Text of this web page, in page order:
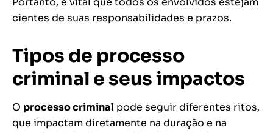
cientes de suas responsabilidades e prazos.
Tipos de processo
criminal e seus impactos
O processo criminal pode seguir diferentes ritos,
que impactam diretamente na duração e na